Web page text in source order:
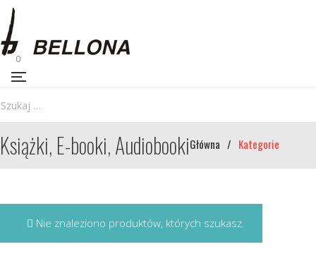
0
Książki, E-booki, AudiobookiGłówna / Kategorie
Nie znaleziono produktów, których szukasz.